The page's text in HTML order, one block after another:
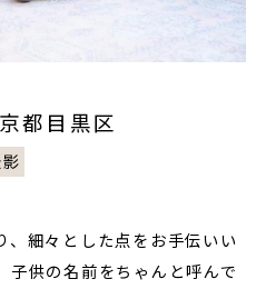
都目黒区
、細々とした点をお手伝いい
子供の名前をちゃんと呼んで